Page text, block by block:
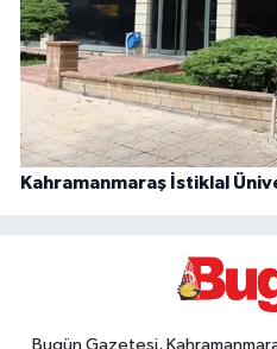
Kahramanmaraş İstiklal
Bugün Gazetesi,